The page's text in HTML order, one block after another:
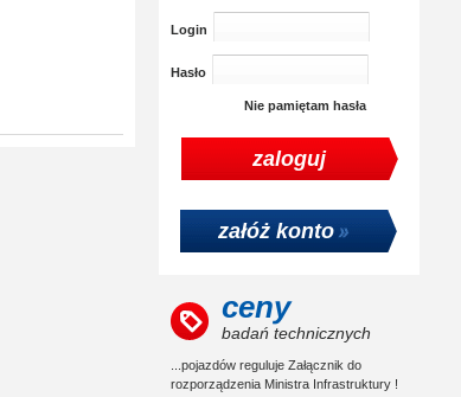
Login
Hasło
Nie pamiętam hasła
załóż konto
ceny
badań technicznych
...pojazdów reguluje Załącznik do
rozporządzenia Ministra Infrastruktury !